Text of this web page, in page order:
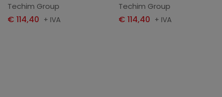
Techim Group
€ 114,40 + IVA
Techim Group
€ 114,40 + IVA